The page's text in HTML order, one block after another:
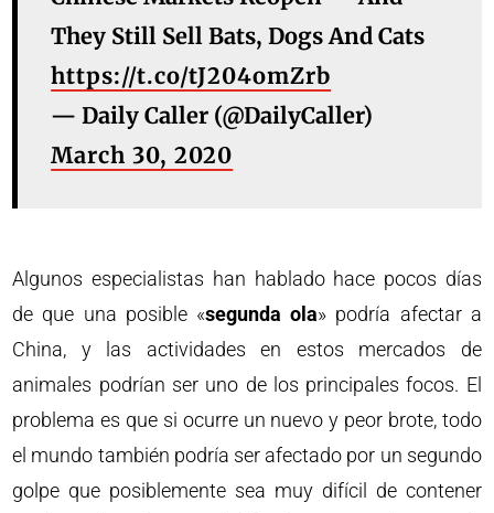
They Still Sell Bats, Dogs And Cats
https://t.co/tJ204omZrb
— Daily Caller (@DailyCaller)
March 30, 2020
Algunos especialistas han hablado hace pocos días
de que una posible «segunda ola» podría afectar a
China, y las actividades en estos mercados de
animales podrían ser uno de los principales focos. El
problema es que si ocurre un nuevo y peor brote, todo
el mundo también podría ser afectado por un segundo
golpe que posiblemente sea muy difícil de contener